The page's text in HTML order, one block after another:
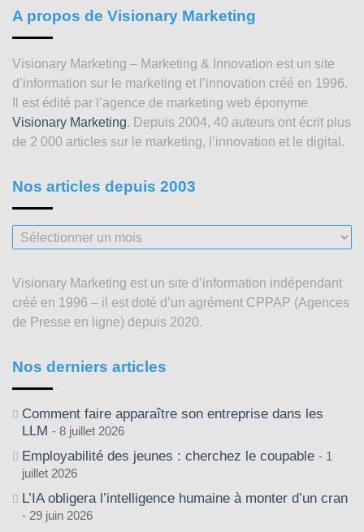
A propos de Visionary Marketing
Visionary Marketing – Marketing & Innovation est un site
d’information sur le marketing et l’innovation créé en 1996.
Il est édité par l’agence de marketing web éponyme
Visionary Marketing. Depuis 2004, 40 auteurs ont écrit plus
de 2 000 articles sur le marketing, l’innovation et le digital.
Nos articles depuis 2003
Nos
articles
2003
Visionary Marketing est un site d’information indépendant
créé en 1996 – il est doté d’un agrément CPPAP (Agences
de Presse en ligne) depuis 2020.
Nos derniers articles
Comment faire apparaître son entreprise dans les
LLM
8 juillet 2026
Employabilité des jeunes : cherchez le coupable
1
juillet 2026
L’IA obligera l’intelligence humaine à monter d’un cran
29 juin 2026